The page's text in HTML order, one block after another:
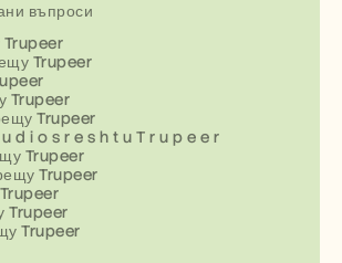
въпроси
Trupeer
Trupeer
Trupeer
d i o s r e s h t u T r u p e e r
Trupeer
Trupeer
Trupeer
Trupeer